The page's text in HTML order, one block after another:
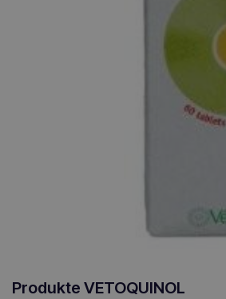
Produkte VETOQUINOL